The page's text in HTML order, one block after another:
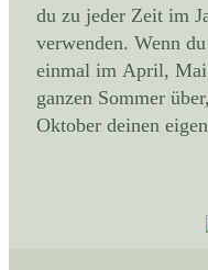
du zu jeder Zeit im
verwenden. Wenn
einmal im April, Mai
ganzen Sommer
Oktober deinen